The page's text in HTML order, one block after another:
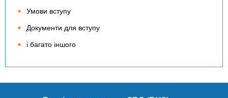
Умови вступу
Документи для вступу
і багато іншого